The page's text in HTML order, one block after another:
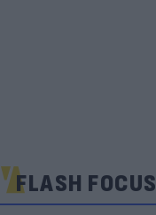
FLASH FOCUS